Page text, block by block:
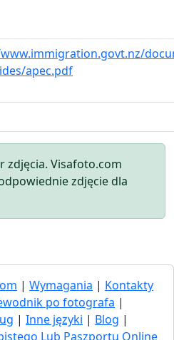
apec.pdf
zdjęcia. Visafoto.com
zdjęcie dla
| Wymagania | Kontakty
po fotografa |
| Inne języki | Blog |
Lub Paszportu Online